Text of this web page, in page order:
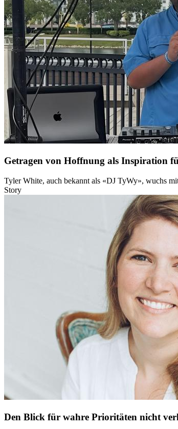
Getragen von Hoffnung als Inspiration
Tyler White, auch bekannt als «DJ TyWy», wuchs
Story
Den Blick für wahre Prioritäten nicht